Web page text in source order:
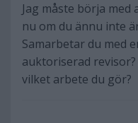
Jag måste börja
nu om du ännu inte
Samarbetar du med
auktoriserad
vilket arbete du gör?